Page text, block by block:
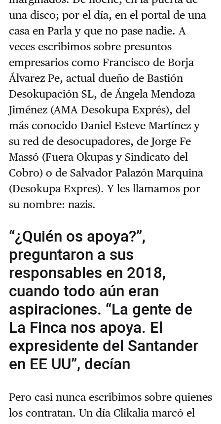
una disco; por el día, en el portal de una
casa en Parla y que no pase nadie. A
veces escribimos sobre presuntos
empresarios como Francisco de Borja
Álvarez Pe, actual dueño de Bastión
Desokupación SL, de Ángela Mendoza
Jiménez (AMA Desokupa Exprés), del
más conocido Daniel Esteve Martínez y
su red de desocupadores, de Jorge Fe
Massó (Fuera Okupas y Sindicato del
Cobro) o de Salvador Palazón Marquina
(Desokupa Expres). Y les llamamos por
su nombre: nazis.
“¿Quién os apoya?”,
preguntaron a sus
responsables en 2018,
cuando todo aún eran
aspiraciones. “La gente de
La Finca nos apoya. El
expresidente del Santander
en EE UU”, decían
Pero casi nunca escribimos sobre quienes
los contratan. Un día Clikalia marcó el